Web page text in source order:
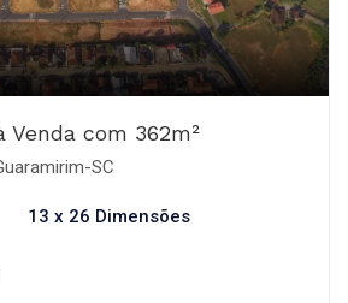
Venda com 362m²
SC
13 x 26 Dimensões